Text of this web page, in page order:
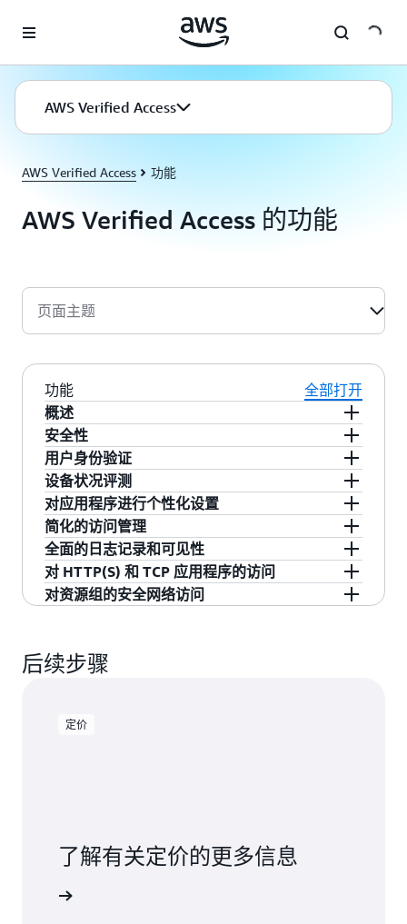
AWS Verified Access
AWS Verified Access 功能
AWS Verified Access 的功能
页面主题
功能
全部打开
概述
AWS Verified Access 可在无需 VPN 的情况下提供
对企业应用程序和资源的安全访问。它允许您根
据用户的身份和设备安全状态定义精细的访问策
略，并对每个访问请求执行这些策略，以此提高
您的安全性。它还简化了安全操作，管理员可以
从单一界面为具有类似安全需求的应用程序和资
源创建、分组和管理访问策略。Verified Access 会
记录每次访问尝试，让您可以高效地响应安全和
安全性
借助 Verified Access，您可以为数据库和 EC2 实
例等企业应用程序和资源配置精细的访问策略。
Verified Access 会根据精细的上下文访问策略不断
验证每个访问请求，并动态调整访问权限。它可
以确保仅在用户满足指定的安全要求（例如用户
身份和设备安全状态）时才授予和维护访问权
限。
用户身份验证
Verified Access 与 AWS IAM Identity Center 无缝
集成，允许终端用户通过基于 SAML 的第三方身
份提供者（IdP）进行身份验证。如果您已经有与
OpenID Connect 兼容的自定义 IdP 解决方案，
Verified Access 还可以直接连接您的 IdP，对用户
进行身份验证。
设备状况评测
Verified Access 与第三方设备管理服务集成，提供
额外的安全环境。因此，您可以使用用户设备的
安全性和合规性状态来额外评测访问尝试。
对应用程序进行个性化设置
Verified Access 将已签名的身份上下文（例如用户
别名）传递给您的应用程序。这可以帮助您使用
此上下文对应用程序进行个性化设置，无需在应
用程序中重新对用户进行身份验证。签名上下文
Access，因为如果应用程序未收到上下文，则可能
拒绝请求。
简化的访问管理
借助 Verified Access，您可以将具有类似安全需求
的应用程序分为一组，通过单一界面创建和管理
访问策略。组中的所有应用程序共享一种全局策
个应用程序单独管理策略。例如，您可以对所有
“开发”应用程序进行分组，并设置组范围的访问策
全面的日志记录和可见性
Verified Access 会持续监控和详细记录访问尝试，
让您可以快速响应安全和连接事件。Verified
Storage Service（Amazon S3）、Amazon
CloudWatch Logs 和 Amazon Kinesis Data
框架（OCSF）日志记录格式，使您可以使用受支
对 HTTP(S) 和 TCP 应用程序的访问
提供对 HTTP(S) 应用程序（如基于浏览器的应用
访问，这些应用程序可以通过命令行终端或桌面
应用程序访问。
对资源组的安全网络访问
组 AWS 基础设施资源（如 EC2 实例）的访问。
后续步骤
定价
了解有关定价的更多信息